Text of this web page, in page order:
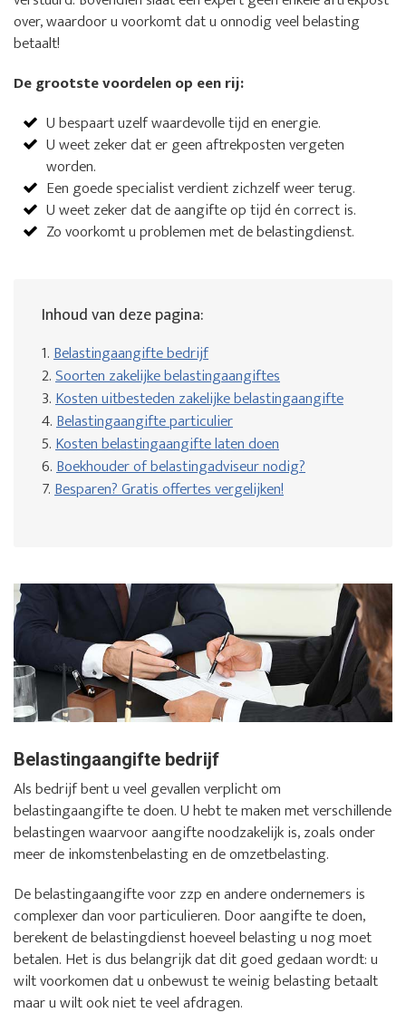
over, waardoor u voorkomt dat u onnodig veel belasting
betaalt!
De grootste voordelen op een rij:
U bespaart uzelf waardevolle tijd en energie.
U weet zeker dat er geen aftrekposten vergeten
worden.
Een goede specialist verdient zichzelf weer terug.
U weet zeker dat de aangifte op tijd én correct is.
Zo voorkomt u problemen met de belastingdienst.
Inhoud van deze pagina:
1.Belastingaangifte bedrijf
2.Soorten zakelijke belastingaangiftes
3.Kosten uitbesteden zakelijke belastingaangifte
4.Belastingaangifte particulier
5.Kosten belastingaangifte laten doen
6.Boekhouder of belastingadviseur nodig?
7.Besparen? Gratis offertes vergelijken!
Belastingaangifte bedrijf
Als bedrijf bent u veel gevallen verplicht om
belastingaangifte te doen. U hebt te maken met verschillende
belastingen waarvoor aangifte noodzakelijk is, zoals onder
meer de inkomstenbelasting en de omzetbelasting.
De belastingaangifte voor zzp en andere ondernemers is
complexer dan voor particulieren. Door aangifte te doen,
berekent de belastingdienst hoeveel belasting u nog moet
betalen. Het is dus belangrijk dat dit goed gedaan wordt: u
wilt voorkomen dat u onbewust te weinig belasting betaalt
maar u wilt ook niet te veel afdragen.